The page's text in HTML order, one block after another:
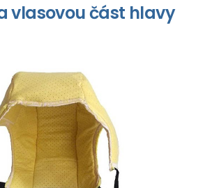
vlasovou část hlavy